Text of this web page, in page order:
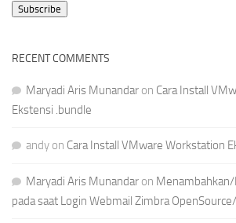
Address
Subscribe
RECENT COMMENTS
Maryadi Aris Munandar on Cara Install
Ekstensi .bundle
andy on Cara Install VMware Workstation
Maryadi Aris Munandar on
pada saat Login Webmail Zimbra